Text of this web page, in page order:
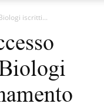
iscritti...